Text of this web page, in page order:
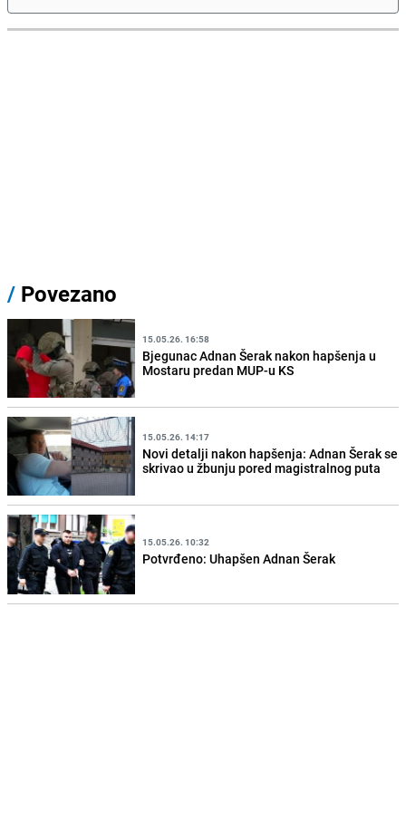
/ Povezano
15.05.26. 16:58
Bjegunac Adnan Šerak nakon hapšenja u
Mostaru predan MUP-u KS
15.05.26. 14:17
Novi detalji nakon hapšenja: Adnan Šerak se
skrivao u žbunju pored magistralnog puta
15.05.26. 10:32
Potvrđeno: Uhapšen Adnan Šerak